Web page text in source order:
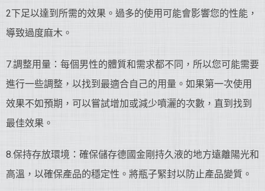
2下足以達到所需的效果。過多的使用可能會影響您的性能，
導致過度麻木。
7.調整用量：每個男性的體質和需求都不同，所以您可能需要
進行一些調整，以找到最適合自己的用量。如果第一次使用
效果不如預期，可以嘗試增加或減少噴灑的次數，直到找到
最佳效果。
8.保持存放環境：確保儲存德國金剛持久液的地方遠離陽光和
高溫，以確保產品的穩定性。將瓶子緊封以防止產品變質。